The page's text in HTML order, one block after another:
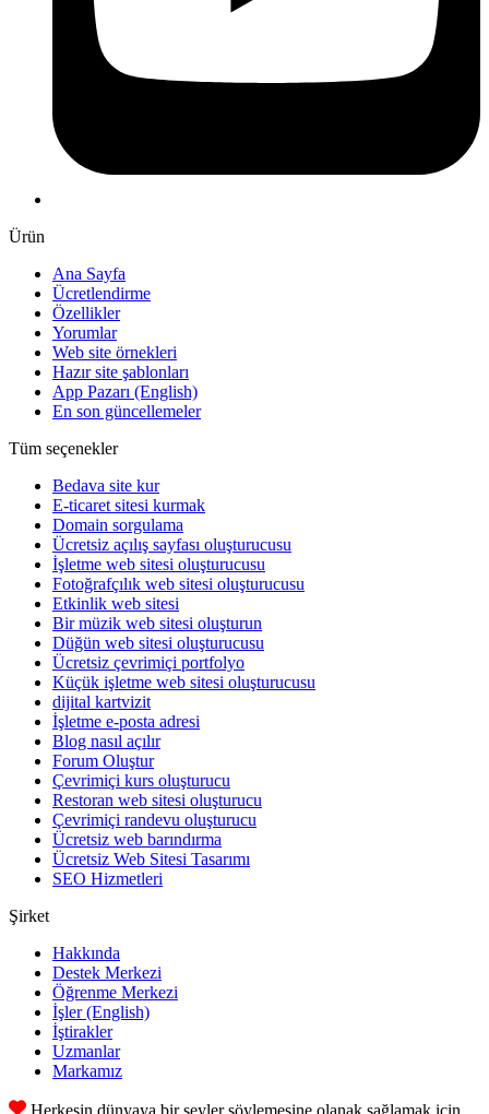
Ürün
Ana Sayfa
Ücretlendirme
Özellikler
Yorumlar
Web site örnekleri
Hazır site şablonları
App Pazarı (English)
En son güncellemeler
Tüm seçenekler
Bedava site kur
E-ticaret sitesi kurmak
Domain sorgulama
Ücretsiz açılış sayfası oluşturucusu
İşletme web sitesi oluşturucusu
Fotoğrafçılık web sitesi oluşturucusu
Etkinlik web sitesi
Bir müzik web sitesi oluşturun
Düğün web sitesi oluşturucusu
Ücretsiz çevrimiçi portfolyo
Küçük işletme web sitesi oluşturucusu
dijital kartvizit
İşletme e-posta adresi
Blog nasıl açılır
Forum Oluştur
Çevrimiçi kurs oluşturucu
Restoran web sitesi oluşturucu
Çevrimiçi randevu oluşturucu
Ücretsiz web barındırma
Ücretsiz Web Sitesi Tasarımı
SEO Hizmetleri
Şirket
Hakkında
Destek Merkezi
Öğrenme Merkezi
İşler(English)
İştirakler
Uzmanlar
Markamız